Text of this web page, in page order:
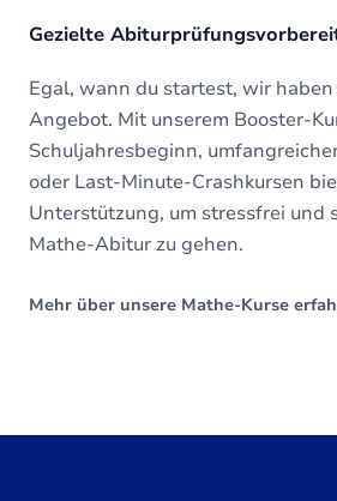
Gezielte
Egal, wann du startest, wir
Angebot. Mit unserem Booster-
Schuljahresbeginn,
oder Last-Minute-Crashkursen
Unterstützung, um stressfrei und
Mathe-Abitur zu gehen.
Mehr über unsere Mathe-Kurse